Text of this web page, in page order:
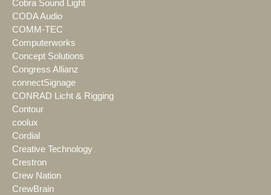
Cobra Sound Light
CODA Audio
COMM-TEC
Computerworks
Concept Solutions
Congress Allianz
connectSignage
CONRAD Licht & Rigging
Contour
coolux
Cordial
Creative Technology
Crestron
Crew Nation
CrewBrain